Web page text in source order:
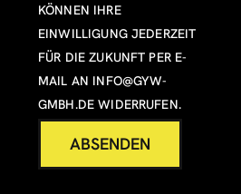
KÖNNEN IHRE
EINWILLIGUNG JEDERZEIT
FÜR DIE ZUKUNFT PER E-
MAIL AN INFO@GYW-
GMBH.DE WIDERRUFEN.
ABSENDEN